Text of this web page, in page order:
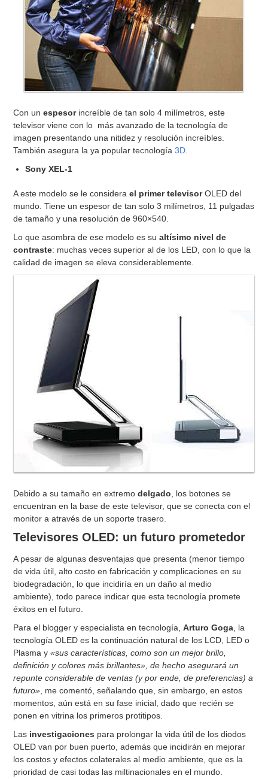
Con unespesorincreíble de tan solo 4 milímetros, este
televisor viene con lo más avanzado de la tecnología de
imagen presentando una nitidez y resolución increíbles.
También asegura la ya popular tecnología3D
Sony XEL-1
A este modelo se le considerael primer televisorOLED del
mundo. Tiene un espesor de tan solo 3 milímetros, 11 pulgadas
de tamaño y una resolución de 960×540.
Lo que asombra de ese modelo es sualtísimo nivel de
contraste: muchas veces superior al de los LED, con lo que la
calidad de imagen se eleva considerablemente.
Debido a su tamaño en extremodelgado , los botones se
encuentran en la base de este televisor, que se conecta con el
monitor a através de un soporte trasero.
Televisores OLED: un futuro prometedor
A pesar de algunas desventajas que presenta (menor tiempo
de vida útil, alto costo en fabricación y complicaciones en su
biodegradación, lo que incidiría en un daño al medio
ambiente), todo parece indicar que esta tecnología promete
éxitos en el futuro.
Para el blogger y especialista en tecnología,Arturo Goga , la
tecnología OLED es la continuación natural de los LCD, LED o
Plasma y«sus características, como son un mejor brillo,
definición y colores más brillantes», de hecho asegurará un
repunte considerable de ventas (y por ende, de preferencias) a
futuro» , me comentó, señalando que, sin embargo, en estos
momentos, aún está en su fase inicial, dado que recién se
ponen en vitrina los primeros protitipos.
Las investigaciones para prolongar la vida útil de los diodos
OLED van por buen puerto, además que incidirán en mejorar
los costos y efectos colaterales al medio ambiente, que es la
prioridad de casi todas las miltinacionales en el mundo.